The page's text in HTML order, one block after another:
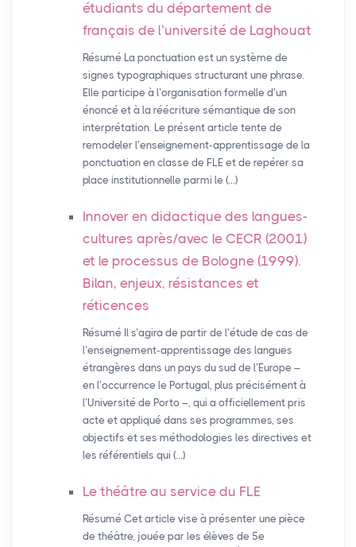
étudiants du département de
français de l’université de Laghouat
Résumé La ponctuation est un système de
signes typographiques structurant une phrase.
Elle participe à l’organisation formelle d’un
énoncé et à la réécriture sémantique de son
interprétation. Le présent article tente de
remodeler l’enseignement-apprentissage de la
ponctuation en classe de FLE et de repérer sa
place institutionnelle parmi le (…)
Innover en didactique des langues-
cultures après/avec le CECR (2001)
et le processus de Bologne (1999).
Bilan, enjeux, résistances et
réticences
Résumé Il s’agira de partir de l’étude de cas de
l’enseignement-apprentissage des langues
étrangères dans un pays du sud de l’Europe –
en l’occurrence le Portugal, plus précisément à
l’Université de Porto –, qui a officiellement pris
acte et appliqué dans ses programmes, ses
objectifs et ses méthodologies les directives et
les référentiels qui (…)
Le théâtre au service du FLE
Résumé Cet article vise à présenter une pièce
de théâtre, jouée par les élèves de 5e